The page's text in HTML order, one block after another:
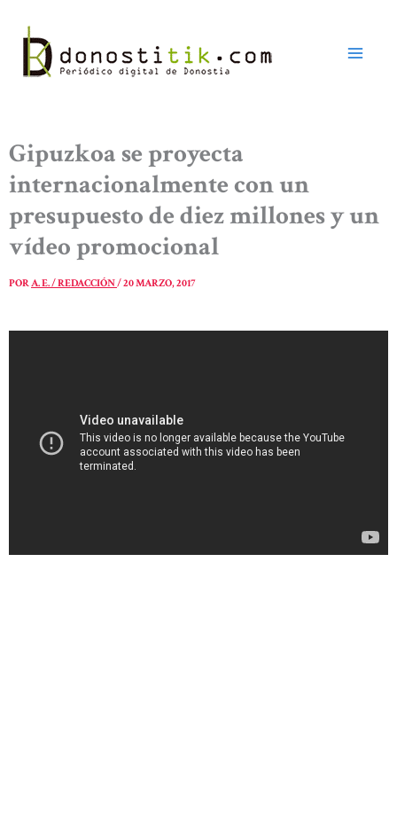
contenido
Gipuzkoa se proyecta
internacionalmente con un
presupuesto de diez millones y un
vídeo promocional
PORA. E. / REDACCIÓN/20 MARZO, 2017